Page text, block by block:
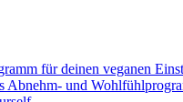
für deinen veganen
Abnehm- und